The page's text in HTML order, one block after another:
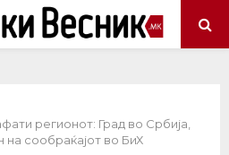
регионот: Град во Србија,
на сообраќајот во БиХ